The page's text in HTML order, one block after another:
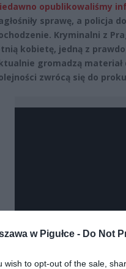
w Pigułce - Do Not
wish to opt-out of the sale,
opublikowaliśmy
sprawę, a policja
Kryminalni z
kobietę, jedną z
gromadzą materiał
zwrócą się do